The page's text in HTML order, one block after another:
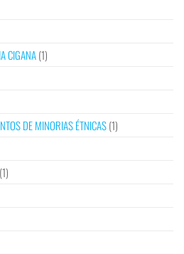
CIGANA(1)
DE MINORIAS ÉTNICAS(1)
(1)